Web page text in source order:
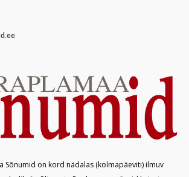
Sõnumid on kord nädalas (kolmapäeviti) ilmuv